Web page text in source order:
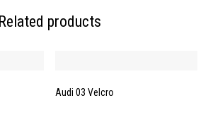
Related products
Audi 03 Velcro